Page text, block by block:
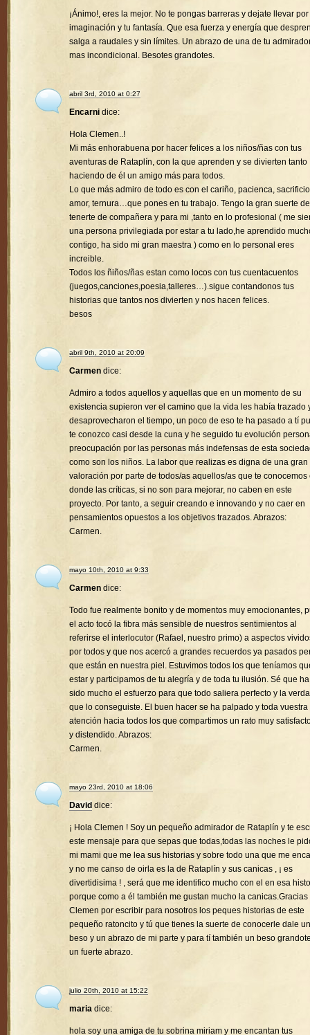
¡Ánimo!, eres la mejor. No te pongas barreras y dejate llevar por
imaginación y tu fantasía. Que esa fuerza y energía que
salga a raudales y sin límites. Un abrazo de una de tu
mas incondicional. Besotes grandotes.
abril 3rd, 2010 at 0:27
Encarni dice:
Hola Clemen..!
Mi más enhorabuena por hacer felices a los niños/ñas con tus
aventuras de Rataplín, con la que aprenden y se divierten tanto
haciendo de él un amigo más para todos.
Lo que más admiro de todo es con el cariño, pacienca,
amor, ternura…que pones en tu trabajo. Tengo la gran suerte de
tenerte de compañera y para mi ,tanto en lo profesional ( me
una persona privilegiada por estar a tu lado,he aprendido
contigo, ha sido mi gran maestra ) como en lo personal eres
increible.
Todos los ñiños/ñas estan como locos con tus cuentacuentos
(juegos,canciones,poesia,talleres…).sigue contandonos tus
historias que tantos nos divierten y nos hacen felices.
besos
abril 9th, 2010 at 20:09
Carmen dice:
Admiro a todos aquellos y aquellas que en un momento de su
existencia supieron ver el camino que la vida les había trazado
desaprovecharon el tiempo, un poco de eso te ha pasado a tí
te conozco casi desde la cuna y he seguido tu evolución
preocupación por las personas más indefensas de esta
como son los niños. La labor que realizas es digna de una gran
valoración por parte de todos/as aquellos/as que te conocemos
donde las críticas, si no son para mejorar, no caben en este
proyecto. Por tanto, a seguir creando e innovando y no caer en
pensamientos opuestos a los objetivos trazados. Abrazos:
Carmen.
mayo 10th, 2010 at 9:33
Carmen dice:
Todo fue realmente bonito y de momentos muy emocionantes,
el acto tocó la fibra más sensible de nuestros sentimientos al
referirse el interlocutor (Rafael, nuestro primo) a aspectos
por todos y que nos acercó a grandes recuerdos ya pasados
que están en nuestra piel. Estuvimos todos los que teníamos
estar y participamos de tu alegría y de toda tu ilusión. Sé que ha
sido mucho el esfuerzo para que todo saliera perfecto y la
que lo conseguiste. El buen hacer se ha palpado y toda vuestra
atención hacia todos los que compartimos un rato muy
y distendido. Abrazos:
Carmen.
mayo 23rd, 2010 at 18:06
David dice:
¡ Hola Clemen ! Soy un pequeño admirador de Rataplín y te
este mensaje para que sepas que todas,todas las noches le
mi mami que me lea sus historias y sobre todo una que me
y no me canso de oirla es la de Rataplín y sus canicas , ¡ es
divertidisima ! , será que me identifico mucho con el en esa
porque como a él también me gustan mucho la canicas.Gracias
Clemen por escribir para nosotros los peques historias de este
pequeño ratoncito y tú que tienes la suerte de conocerle dale un
beso y un abrazo de mi parte y para tí también un beso
un fuerte abrazo.
julio 20th, 2010 at 15:22
maria dice:
hola soy una amiga de tu sobrina miriam y me encantan tus